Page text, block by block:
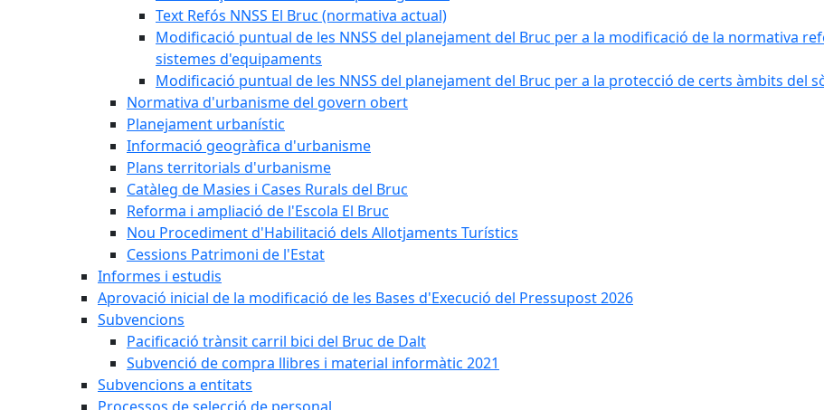
Text Refós NNSS El Bruc (normativa actual)
Modificació puntual de les NNSS del planejament del Bruc per a la modificació de la normativa
sistemes d'equipaments
Modificació puntual de les NNSS del planejament del Bruc per a la protecció de certs àmbits del
Normativa d'urbanisme del govern obert
Planejament urbanístic
Informació geogràfica d'urbanisme
Plans territorials d'urbanisme
Catàleg de Masies i Cases Rurals del Bruc
Reforma i ampliació de l'Escola El Bruc
Nou Procediment d'Habilitació dels Allotjaments Turístics
Cessions Patrimoni de l'Estat
Informes i estudis
Aprovació inicial de la modificació de les Bases d'Execució del Pressupost 2026
Subvencions
Pacificació trànsit carril bici del Bruc de Dalt
Subvenció de compra llibres i material informàtic 2021
Subvencions a entitats